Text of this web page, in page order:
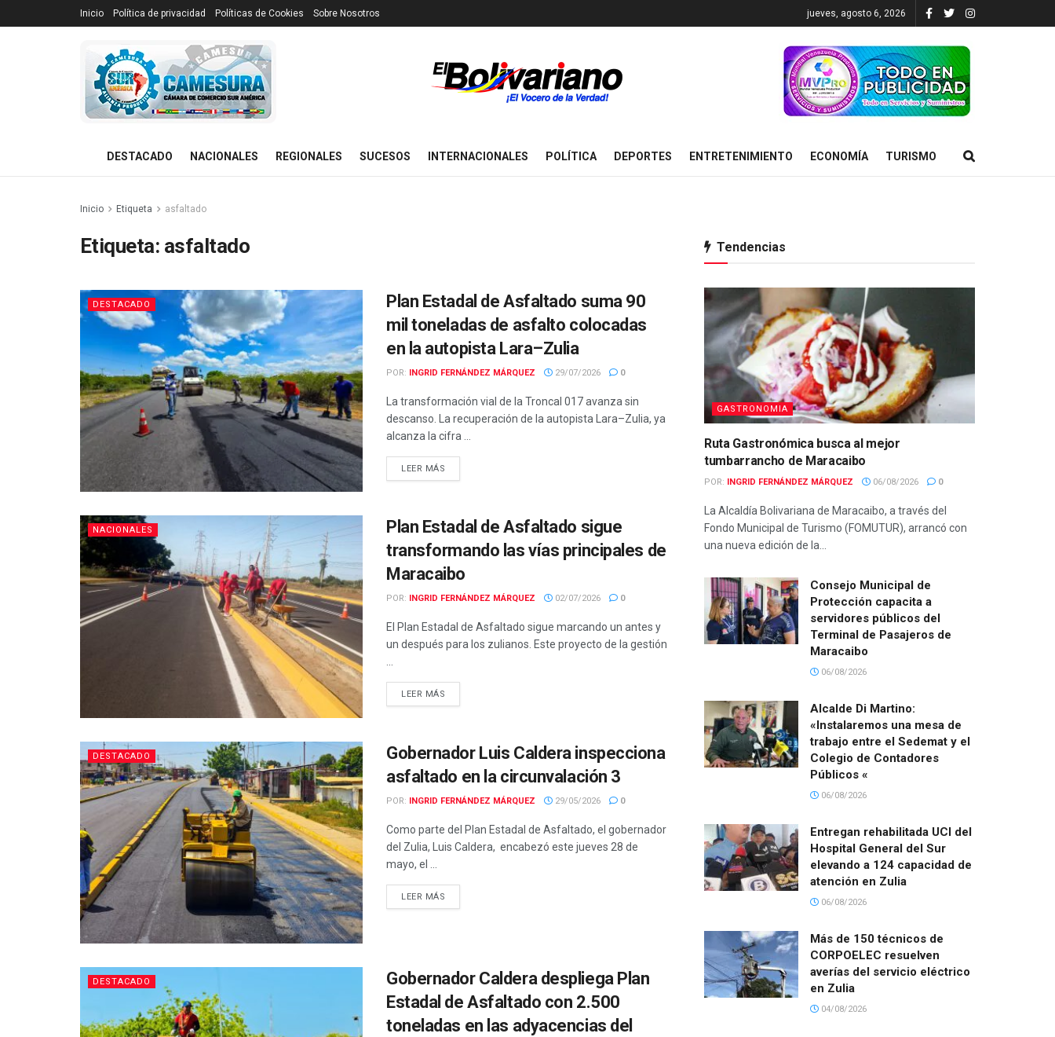
Inicio Política de privacidad Políticas de Cookies Sobre Nosotros jueves, agosto 6, 2026
DESTACADO NACIONALES REGIONALES SUCESOS INTERNACIONALES POLÍTICA DEPORTES ENTRETENIMIENTO ECONOMÍA TURISMO
Inicio Etiqueta asfaltado
Etiqueta: asfaltado
DESTACADO
Plan Estadal de Asfaltado suma 90
mil toneladas de asfalto colocadas
en la autopista Lara–Zulia
POR: INGRID FERNÁNDEZ MÁRQUEZ 29/07/2026 0
La transformación vial de la Troncal 017 avanza sin
descanso. La recuperación de la autopista Lara–Zulia, ya
alcanza la cifra ...
LEER MÁS
NACIONALES
Plan Estadal de Asfaltado sigue
transformando las vías principales de
Maracaibo
POR: INGRID FERNÁNDEZ MÁRQUEZ 02/07/2026 0
El Plan Estadal de Asfaltado sigue marcando un antes y
un después para los zulianos. Este proyecto de la gestión
...
LEER MÁS
DESTACADO
Gobernador Luis Caldera inspecciona
asfaltado en la circunvalación 3
POR: INGRID FERNÁNDEZ MÁRQUEZ 29/05/2026 0
Como parte del Plan Estadal de Asfaltado, el gobernador
del Zulia, Luis Caldera, encabezó este jueves 28 de
mayo, el ...
LEER MÁS
DESTACADO
Gobernador Caldera despliega Plan
Estadal de Asfaltado con 2.500
toneladas en las adyacencias del
Tendencias
GASTRONOMIA
Ruta Gastronómica busca al mejor
tumbarrancho de Maracaibo
POR: INGRID FERNÁNDEZ MÁRQUEZ 06/08/2026 0
La Alcaldía Bolivariana de Maracaibo, a través del
Fondo Municipal de Turismo (FOMUTUR), arrancó con
una nueva edición de la...
Consejo Municipal de
Protección capacita a
servidores públicos del
Terminal de Pasajeros de
Maracaibo
06/08/2026
Alcalde Di Martino:
«Instalaremos una mesa de
trabajo entre el Sedemat y el
Colegio de Contadores
Públicos «
06/08/2026
Entregan rehabilitada UCI del
Hospital General del Sur
elevando a 124 capacidad de
atención en Zulia
06/08/2026
Más de 150 técnicos de
CORPOELEC resuelven
averías del servicio eléctrico
en Zulia
04/08/2026